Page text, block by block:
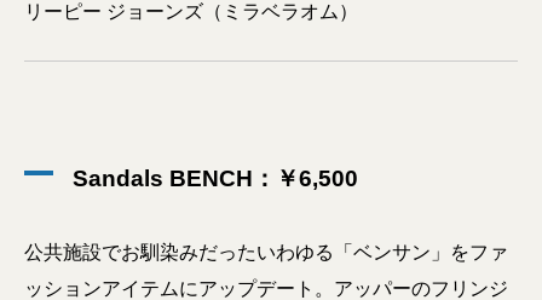
リーピー ジョーンズ（ミラベラオム）
Sandals BENCH：￥6,500
公共施設でお馴染みだったいわゆる「ベンサン」をファ
ッションアイテムにアップデート。アッパーのフリンジ